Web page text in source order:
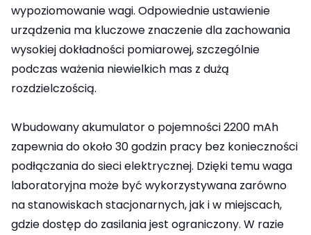
wypoziomowanie wagi. Odpowiednie ustawienie
urządzenia ma kluczowe znaczenie dla zachowania
wysokiej dokładności pomiarowej, szczególnie
podczas ważenia niewielkich mas z dużą
rozdzielczością.
Wbudowany akumulator o pojemności 2200 mAh
zapewnia do około 30 godzin pracy bez konieczności
podłączania do sieci elektrycznej. Dzięki temu waga
laboratoryjna może być wykorzystywana zarówno
na stanowiskach stacjonarnych, jak i w miejscach,
gdzie dostęp do zasilania jest ograniczony. W razie